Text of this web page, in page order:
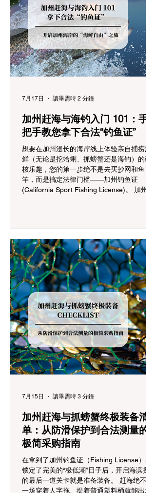
是加州户外新手最常犯的错误。很多人认为
“篝火”指的是用木柴生起的明火，只要我不捡
树枝生火，就不需要许可证。 法律真相： 根
据加州法律，篝火许可证的管辖范围涵盖了
任何形式的野外火源。如果您在未经开发的
野地里使用以下任何设备，都必须持有该许
可证： 传统的木柴篝火 (Wood fires) 木炭烧
烤炉 (C
加州赶海与海钓入门 101：手
把手教您拿下合法“钓鱼证”
想要在加州漫长的海岸线上体验亲自捕捞海
鲜（无论是挖蛤蜊、抓螃蟹还是海钓）的硬
核乐趣，您的第一步绝不是去买抄网和鱼
竿，而是搞定法律门槛——加州钓鱼证
(California Sport Fishing License)。 加州鱼
证的流程并不复杂。作为新手，您只需跟着
以下步骤操作，就能合法开启加州海岸的“海
鲜自由”之旅。 手把手购钓鱼证指南 1.注册
GO ID（创建个人档案）:准备好您的驾照或
护照信息. 首先，登录 CDFW 官方执照销售
网站。作为新用户，您需要点击“Register”创
建一个个人档案（Customer Profile）。系统
会要求您输入姓名、出生日期以及证件号码
（通常使用加州驾照）。完成注册后，您将
获得一个终身唯一的 GO ID 数字。这个号码
以后将伴随您的每一次执照购买。 2.选择执
照类型 (License Type):推荐购买 365 天年度
执照....
7月17日 讀畢需時 2 分鐘
加州赶海与抓螃蟹终极装备清
单：从防滑保护到合法测量的
极简采购指南
在拿到了加州钓鱼证（Fishing License）并
锁定了完美的“极低潮”日子后，开启海滨探索
的最后一道关卡就是准备装备。 赶海绝不是
一场穿着人字拖、提着普通塑料桶就能出发
7月15日 讀畢需時 3 分鐘